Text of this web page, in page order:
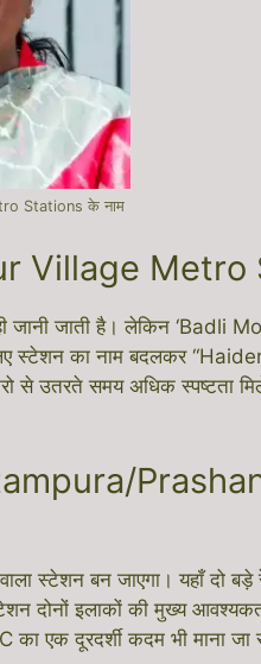
Stations के नाम
Metro
जाती है। लेकिन ‘Badli
स्टेशन का नाम बदलकर
से उतरते समय अधिक स्पष्टता
वाला स्टेशन बन जाएगा। यहाँ
इलाकों की मुख्य
एक दूरदर्शी कदम भी माना जा